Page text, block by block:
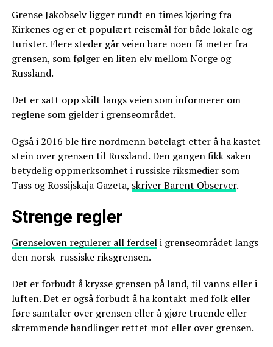
Grense Jakobselv ligger rundt en times kjøring fra
Kirkenes og er et populært reisemål for både lokale og
turister. Flere steder går veien bare noen få meter fra
grensen, som følger en liten elv mellom Norge og
Russland.
Det er satt opp skilt langs veien som informerer om
reglene som gjelder i grenseområdet.
Også i 2016 ble fire nordmenn bøtelagt etter å ha kastet
stein over grensen til Russland. Den gangen fikk saken
betydelig oppmerksomhet i russiske riksmedier som
Tass og Rossijskaja Gazeta, skriver Barent Observer.
Strenge regler
Grenseloven regulerer all ferdseli grenseområdet langs
den norsk-russiske riksgrensen.
Det er forbudt å krysse grensen på land, til vanns eller i
luften. Det er også forbudt å ha kontakt med folk eller
føre samtaler over grensen eller å gjøre truende eller
skremmende handlinger rettet mot eller over grensen.